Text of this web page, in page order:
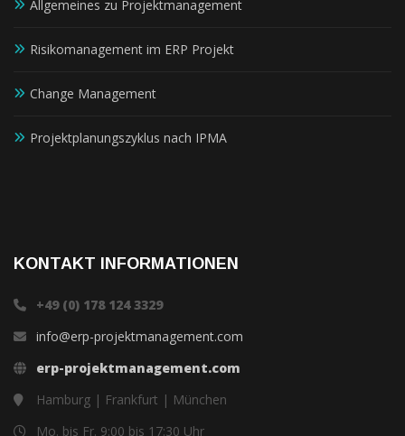
Allgemeines zu Projektmanagement
Risikomanagement im ERP Projekt
Change Management
Projektplanungszyklus nach IPMA
KONTAKT INFORMATIONEN
+49 (0) 178 124 3329
info@erp-projektmanagement.com
erp-projektmanagement.com
Hamburg | Frankfurt | München
Mo. bis Fr. 9:00 bis 17:30 Uhr